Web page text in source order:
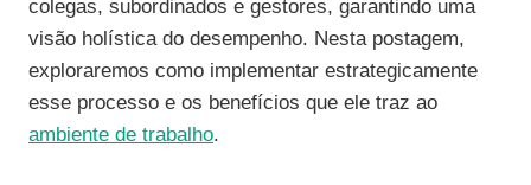
colegas, subordinados e gestores, garantindo uma
visão holística do desempenho. Nesta postagem,
exploraremos como implementar estrategicamente
esse processo e os benefícios que ele traz ao
ambiente de trabalho.